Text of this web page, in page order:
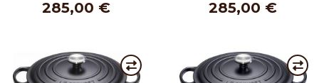
285,00 € 285,00 €